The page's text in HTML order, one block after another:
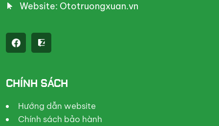
Website: Ototruongxuan.vn
CHÍNH SÁCH
Hướng dẫn website
Chính sách bảo hành